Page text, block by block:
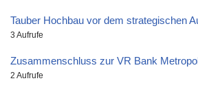
Tauber Hochbau vor dem strategischen
3 Aufrufe
Zusammenschluss zur VR Bank
2 Aufrufe